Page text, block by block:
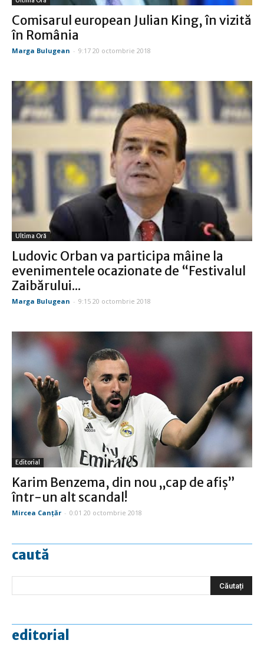
Comisarul european Julian King, în vizită
în România
Marga Bulugean - 9:17 20 octombrie 2018
Ultima Oră
Ludovic Orban va participa mâine la
evenimentele ocazionate de “Festivalul
Zaibărului...
Marga Bulugean - 9:15 20 octombrie 2018
Editorial
Karim Benzema, din nou „cap de afiş”
într-un alt scandal!
Mircea Canţăr - 0:01 20 octombrie 2018
caută
editorial